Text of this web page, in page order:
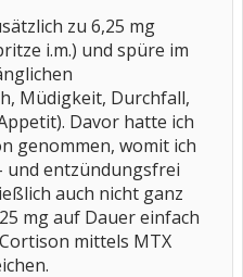
zu 6,25 mg
i.m.) und spüre im
Müdigkeit, Durchfall,
Davor hatte ich
genommen, womit ich
und entzündungsfrei
auch nicht ganz
mg auf Dauer einfach
mittels MTX